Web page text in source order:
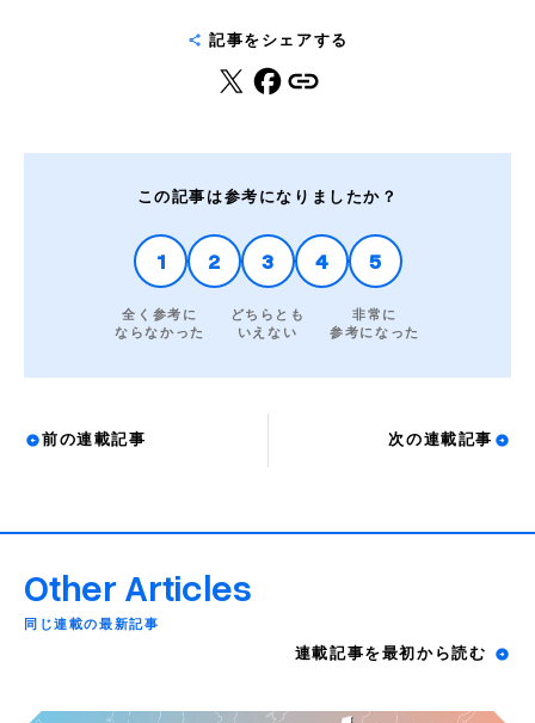
記事をシェアする
この記事は参考になりましたか？
1
全く参考に
ならなかった
2 3
どちらとも
いえない
4 5
非常に
参考になった
前の連載記事 次の連載記事
Other Articles
同じ連載の最新記事
連載記事を最初から読む